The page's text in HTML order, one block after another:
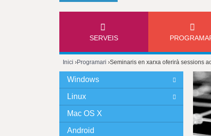
E
N
SERVEIS
Esteu
aquí
Inici ›Programari ›Seminaris en xarxa oferirà sessions
Windows
Linux
Mac OS X
Android